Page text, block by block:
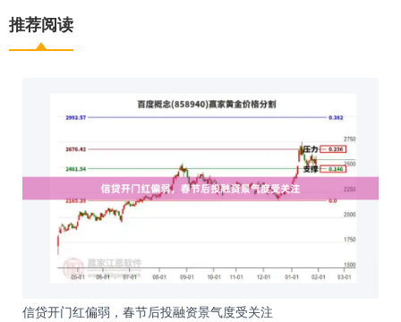
推荐阅读
信贷开门红偏弱，春节后投融资景气度受关注